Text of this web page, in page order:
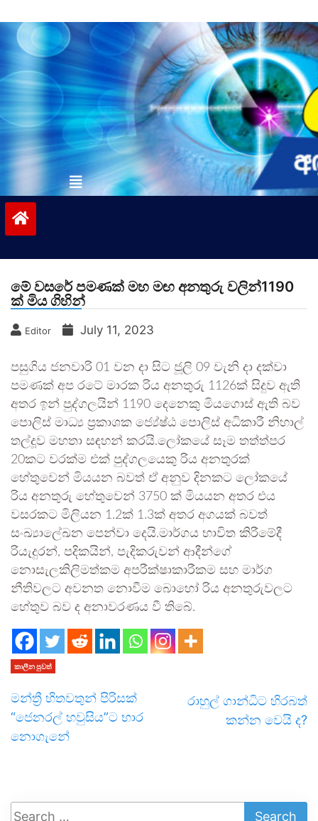
to
contentvinivida.lk
මේ වසරේ පමණක් මහ මඟ අනතුරු වලින්1190
ක් මිය ගිහින්
Editor July 11, 2023
පසුගිය ජනවාරි 01 වන දා සිට ජූලි 09 වැනි දා දක්වා
පමණක් අප රටේ මාරක රිය අනතුරු 1126ක් සිදුව ඇති
අතර ඉන් පුද්ගලයින් 1190 දෙනෙකු මියගොස් ඇති බව
පොලිස් මාධ්‍ය ප්‍රකාශක ජ්‍යේෂ්ඨ පොලිස් අධිකාරී නිහාල්
තල්දූව මහතා සඳහන් කරයි.ලෝකයේ සෑම තත්ත්පර
20කට වරක්ම එක් පුද්ගලයෙකු රිය අනතුරක්
හේතුවෙන් මියයන බවත් ඒ අනුව දිනකට ලෝකයේ
රිය අනතුරු හේතුවෙන් 3750 ක් මියයන අතර එය
වසරකට මිලියන 1.2ක් 1.3ක් අතර අගයක් බවත්
සංඛ්‍යාලේඛන පෙන්වා දෙයි.මාර්ගය භාවිත කිරීමේදී
රියැදුරන්, පදිකයින්, පැදිකරුවන් ආදීන්ගේ
නොසැලකිලිමත්කම අපරීක්ෂාකාරීකම සහ මාර්ග
නීතිවලට අවනත නොවීම බොහෝ රිය අනතුරුවලට
හේතුව බව ද අනාවරණය වී තිබේ.
කාලීන පුවත්
මන්ත්‍රී හිතවතුන් පිරිසක්
“ජෙනරල් හවුසිය”ට භාර
නොගැනේ
රාහුල් ගාන්ධිට හිරබත්
කන්න වෙයි ද?